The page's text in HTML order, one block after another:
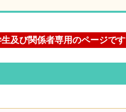
及び関係者専用のページです